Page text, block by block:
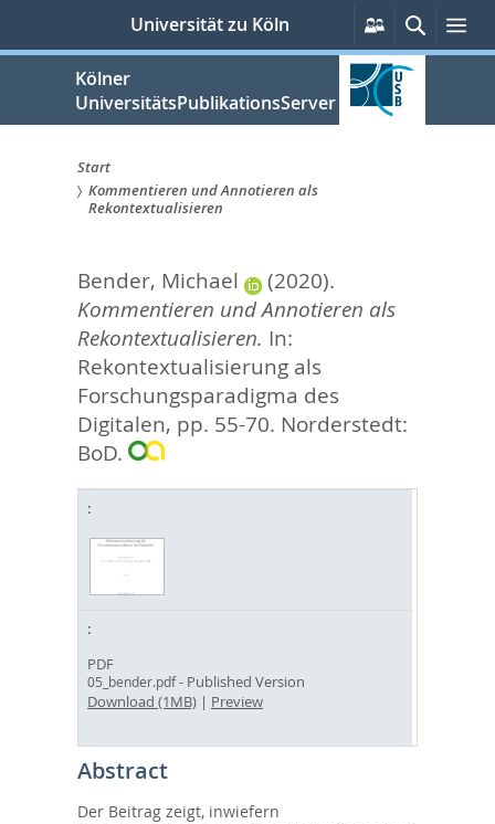
springen
Universität zu Köln
Persönliche
Services
Suche
Kölner
UniversitätsPublikationsServer
Sie
hier:
Start
Kommentieren und Annotieren als
Rekontextualisieren
Bender, Michael
(2020).
Kommentieren und Annotieren als
Rekontextualisieren. In:
Rekontextualisierung als
Forschungsparadigma des
Digitalen, pp. 55-70. Norderstedt:
BoD.
PDF
05_bender.pdf- Published Version
Download (1MB) | Preview
Abstract
Der Beitrag zeigt, inwiefern